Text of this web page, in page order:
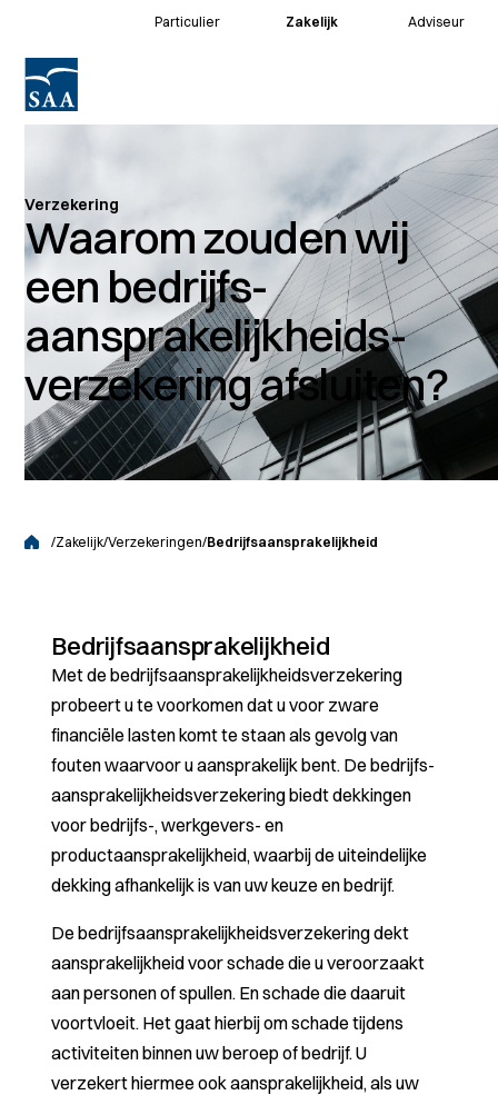
Particulier Zakelijk Adviseur
Verzekering
Waarom zouden wij
een bedrijfs­
aansprakelijkheids­
verzekering afsluiten?
/Zakelijk/Verzekeringen/Bedrijfsaansprakelijkheid
Bedrijfsaansprakelijkheid
Met de bedrijfs­aansprakelijkheids­verzekering
probeert u te voorkomen dat u voor zware
financiële lasten komt te staan als gevolg van
fouten waarvoor u aansprakelijk bent. De bedrijfs­
aansprakelijk­heidsverzekering biedt dekkingen
voor bedrijfs-, werkgevers- en
productaansprakelijkheid, waarbij de uiteindelijke
dekking afhankelijk is van uw keuze en bedrijf.
De bedrijfs­aansprakelijkheids­verzekering dekt
aansprakelijkheid voor schade die u veroorzaakt
aan personen of spullen. En schade die daaruit
voortvloeit. Het gaat hierbij om schade tijdens
activiteiten binnen uw beroep of bedrijf. U
verzekert hiermee ook aansprakelijkheid, als uw